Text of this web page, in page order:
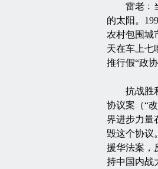
雷老﹕当
的太阳。
农村包围城
天在车上七
推行假“政
抗战胜利
协议案（“
界进步力量
毁这个协议
援华法案，
持中国内战